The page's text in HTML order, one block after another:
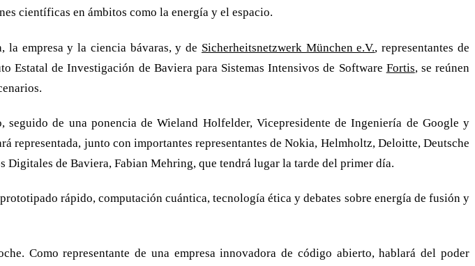
científicas en ámbitos como la energía y el espacio.
la empresa y la ciencia bávaras, y de Sicherheitsnetzwerk München e.V., representantes de
Estatal de Investigación de Baviera para Sistemas Intensivos de Software Fortis, se reúnen
de una ponencia de Wieland Holfelder, Vicepresidente de Ingeniería de Google y
junto con importantes representantes de Nokia, Helmholtz, Deloitte, Deutsche
de Baviera, Fabian Mehring, que tendrá lugar la tarde del primer día.
rápido, computación cuántica, tecnología ética y debates sobre energía de fusión y
Como representante de una empresa innovadora de código abierto, hablará del poder